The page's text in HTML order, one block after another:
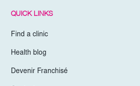
QUICK LINKS
Find a clinic
Health blog
Devenir Franchisé